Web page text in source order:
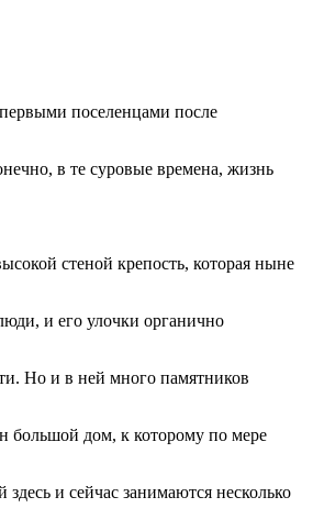
поселенцами после
в те суровые времена, жизнь
стеной крепость, которая ныне
и его улочки органично
Но и в ней много памятников
большой дом, к которому по мере
и сейчас занимаются несколько